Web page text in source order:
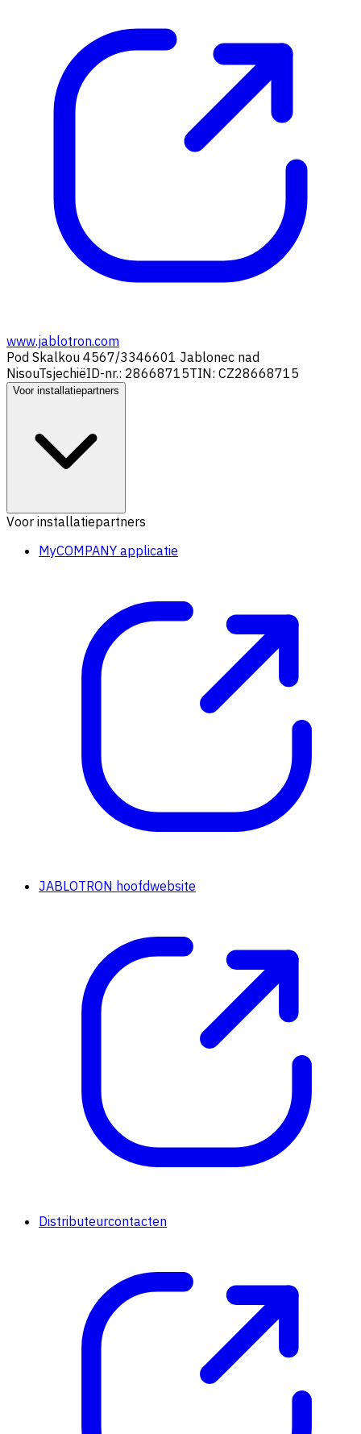
www.jablotron.com
Pod Skalkou 4567/3346601 Jablonec nad
NisouTsjechiëID-nr.: 28668715TIN: CZ28668715
Voor installatiepartners
Voor installatiepartners
MyCOMPANY applicatie
JABLOTRON hoofdwebsite
Distributeurcontacten